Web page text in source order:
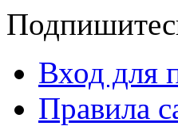
Вход для
Правила